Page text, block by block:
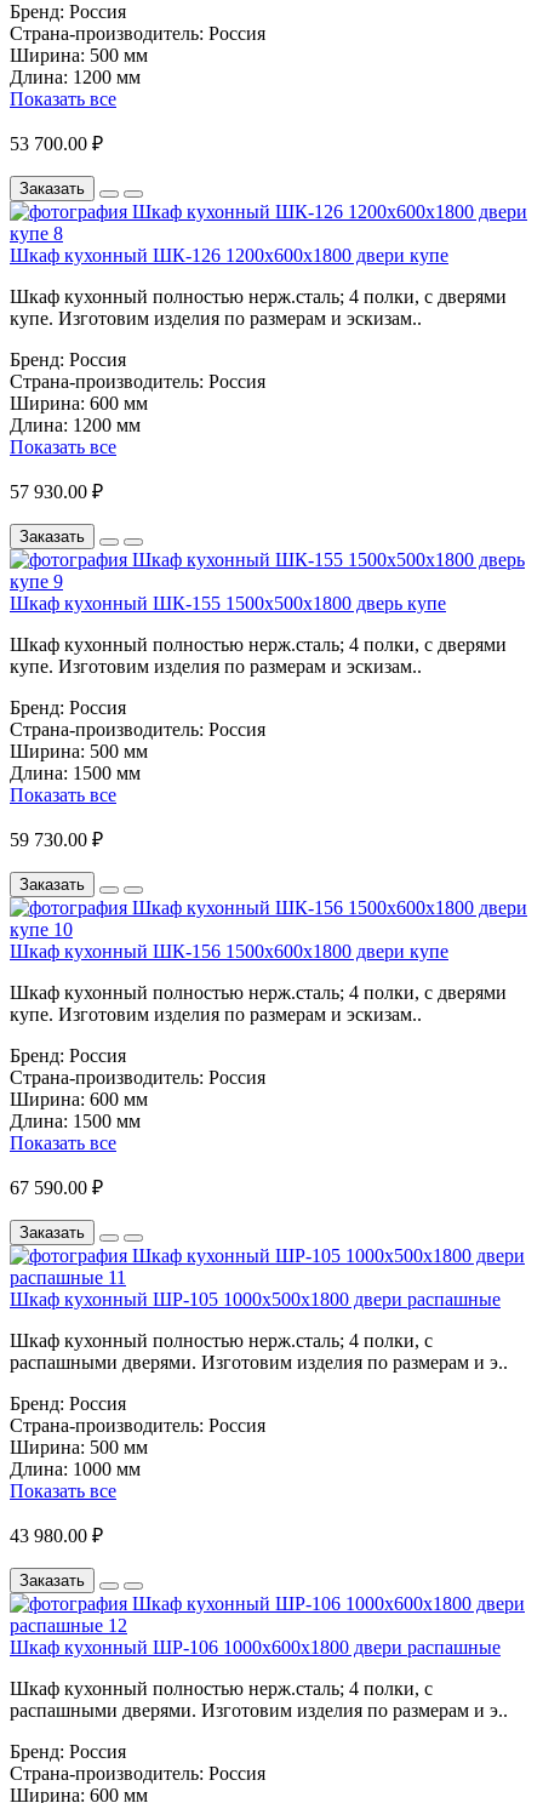
Бренд: Россия
Страна-производитель: Россия
Ширина: 500 мм
Длина: 1200 мм
Показать все
53 700.00 ₽
Заказать
Шкаф кухонный ШК-126 1200х600х1800 двери купе
Шкаф кухонный полностью нерж.сталь; 4 полки, с дверями
купе. Изготовим изделия по размерам и эскизам..
Бренд: Россия
Страна-производитель: Россия
Ширина: 600 мм
Длина: 1200 мм
Показать все
57 930.00 ₽
Заказать
Шкаф кухонный ШК-155 1500х500х1800 дверь купе
Шкаф кухонный полностью нерж.сталь; 4 полки, с дверями
купе. Изготовим изделия по размерам и эскизам..
Бренд: Россия
Страна-производитель: Россия
Ширина: 500 мм
Длина: 1500 мм
Показать все
59 730.00 ₽
Заказать
Шкаф кухонный ШК-156 1500х600х1800 двери купе
Шкаф кухонный полностью нерж.сталь; 4 полки, с дверями
купе. Изготовим изделия по размерам и эскизам..
Бренд: Россия
Страна-производитель: Россия
Ширина: 600 мм
Длина: 1500 мм
Показать все
67 590.00 ₽
Заказать
Шкаф кухонный ШР-105 1000х500х1800 двери распашные
Шкаф кухонный полностью нерж.сталь; 4 полки, с
распашными дверями. Изготовим изделия по размерам и э..
Бренд: Россия
Страна-производитель: Россия
Ширина: 500 мм
Длина: 1000 мм
Показать все
43 980.00 ₽
Заказать
Шкаф кухонный ШР-106 1000х600х1800 двери распашные
Шкаф кухонный полностью нерж.сталь; 4 полки, с
распашными дверями. Изготовим изделия по размерам и э..
Бренд: Россия
Страна-производитель: Россия
Ширина: 600 мм